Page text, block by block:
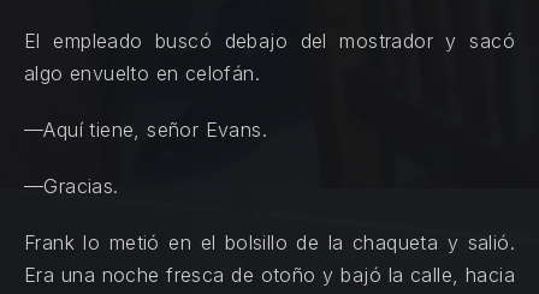
El empleado buscó debajo del mostrador y sacó
algo envuelto en celofán.
—Aquí tiene, señor Evans.
—Gracias.
Frank lo metió en el bolsillo de la chaqueta y salió.
Era una noche fresca de otoño y bajó la calle, hacia